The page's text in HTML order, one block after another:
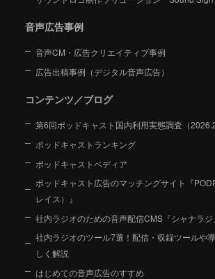
音声広告事例
音声CM・広告クリエイティブ事例
広告出稿事例（デジタル音声広告）
コンテンツ／ブログ
第6回ポッドキャスト国内利用実態調査（2026.2
ポッドキャストランキング
ポッドキャストペディア
ポッドキャスト広告のマッチングサイト『
レイス）』
社内ラジオのための音声配信CMS『シャナラジ
社内ラジオのツール7選！配信・収録ツールや
しく解説
はじめての音声広告のすすめ